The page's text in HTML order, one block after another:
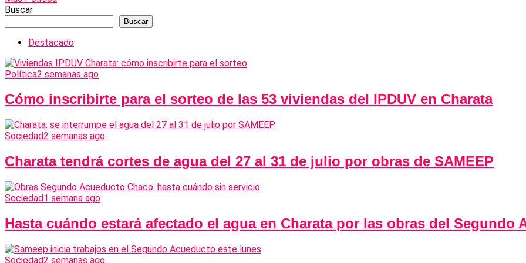
Buscar
Buscar
Destacado
Política2 semanas ago
Cómo inscribirte para el sorteo de las 53 viviendas del IPDUV en Charata
Sociedad2 semanas ago
Charata tendrá cortes de agua del 27 al 31 de julio por obras de SAMEEP
Sociedad1 semana ago
Hasta cuándo estará afectado el agua en Charata por las obras del Segundo
Sociedad2 semanas ago